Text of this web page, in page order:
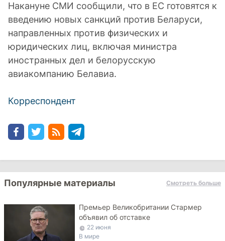
Накануне СМИ сообщили, что в ЕС готовятся к
введению новых санкций против Беларуси,
направленных против физических и
юридических лиц, включая министра
иностранных дел и белорусскую
авиакомпанию Белавиа.
Корреспондент
Популярные материалы Смотреть больше
Премьер Великобритании Стармер
объявил об отставке
22 июня
В мире